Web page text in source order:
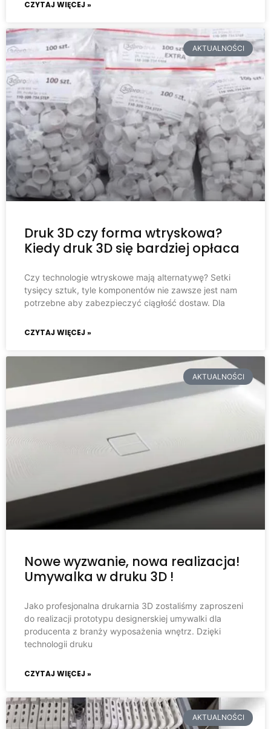
CZYTAJ WIĘCEJ »
AKTUALNOŚCI
Druk 3D czy forma wtryskowa?
Kiedy druk 3D się bardziej opłaca
Czy technologie wtryskowe mają alternatywę? Setki
tysięcy sztuk, tyle komponentów nie zawsze jest nam
potrzebne aby zabezpieczyć ciągłość dostaw. Dla
CZYTAJ WIĘCEJ »
AKTUALNOŚCI
Nowe wyzwanie, nowa realizacja!
Umywalka w druku 3D !
Jako profesjonalna drukarnia 3D zostaliśmy zaproszeni
do realizacji prototypu designerskiej umywalki dla
producenta z branży wyposażenia wnętrz. Dzięki
technologii druku
CZYTAJ WIĘCEJ »
AKTUALNOŚCI